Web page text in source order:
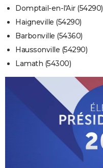
Domptail-en-l'Air (54290)
Haigneville (54290)
Barbonville (54360)
Haussonville (54290)
Lamath (54300)